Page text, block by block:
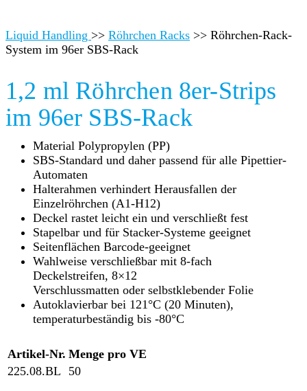
Liquid Handling >> Röhrchen Racks >> Röhrchen-Rack-
System im 96er SBS-Rack
1,2 ml Röhrchen 8er-Strips
im 96er SBS-Rack
Material Polypropylen (PP)
SBS-Standard und daher passend für alle Pipettier-
Automaten
Halterahmen verhindert Herausfallen der
Einzelröhrchen (A1-H12)
Deckel rastet leicht ein und verschließt fest
Stapelbar und für Stacker-Systeme geeignet
Seitenflächen Barcode-geeignet
Wahlweise verschließbar mit 8-fach
Deckelstreifen, 8×12
Verschlussmatten oder selbstklebender Folie
Autoklavierbar bei 121°C (20 Minuten),
temperaturbeständig bis -80°C
Artikel-Nr. Menge pro VE
225.08.BL
50